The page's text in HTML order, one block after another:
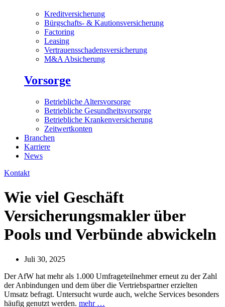
Kreditversicherung
Bürgschafts- & Kautionsversicherung
Factoring
Leasing
Vertrauensschadensversicherung
M&A Absicherung
Vorsorge
Betriebliche Altersvorsorge
Betriebliche Gesundheitsvorsorge
Betriebliche Krankenversicherung
Zeitwertkonten
Branchen
Karriere
News
Kontakt
Wie viel Geschäft
Versicherungsmakler über
Pools und Verbünde abwickeln
Juli 30, 2025
Der AfW hat mehr als 1.000 Umfrageteilnehmer erneut zu der Zahl
der Anbindungen und dem über die Vertriebspartner erzielten
Umsatz befragt. Untersucht wurde auch, welche Services besonders
häufig genutzt werden. mehr …